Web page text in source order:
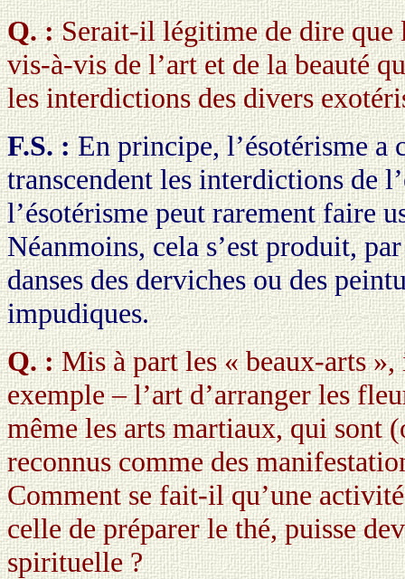
Q. :Serait-il légitime de dire que
vis-à-vis de l’art et de la beauté
les interdictions des divers
F.S. :En principe, l’ésotérisme a
transcendent les interdictions de
l’ésotérisme peut rarement faire
Néanmoins, cela s’est produit,
danses des derviches ou des
impudiques.
Q. :Mis à part les « beaux-arts »,
exemple – l’art d’arranger les
même les arts martiaux, qui sont
reconnus comme des
Comment se fait-il qu’une
celle de préparer le thé, puisse
spirituelle ?